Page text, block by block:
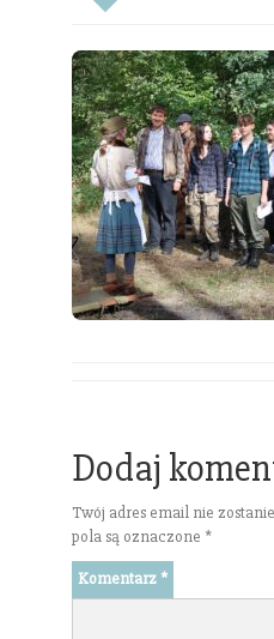
Dodaj
Twój adres email nie
pola są oznaczone *
Komentarz *